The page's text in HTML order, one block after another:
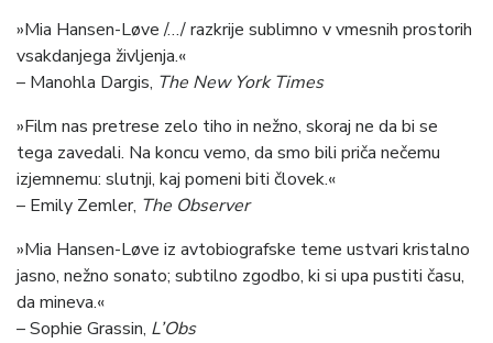
»Mia Hansen-Løve /…/ razkrije sublimno v vmesnih prostorih
vsakdanjega življenja.«
– Manohla Dargis, The New York Times
»Film nas pretrese zelo tiho in nežno, skoraj ne da bi se
tega zavedali. Na koncu vemo, da smo bili priča nečemu
izjemnemu: slutnji, kaj pomeni biti človek.«
– Emily Zemler, The Observer
»Mia Hansen-Løve iz avtobiografske teme ustvari kristalno
jasno, nežno sonato; subtilno zgodbo, ki si upa pustiti času,
da mineva.«
– Sophie Grassin, L’Obs